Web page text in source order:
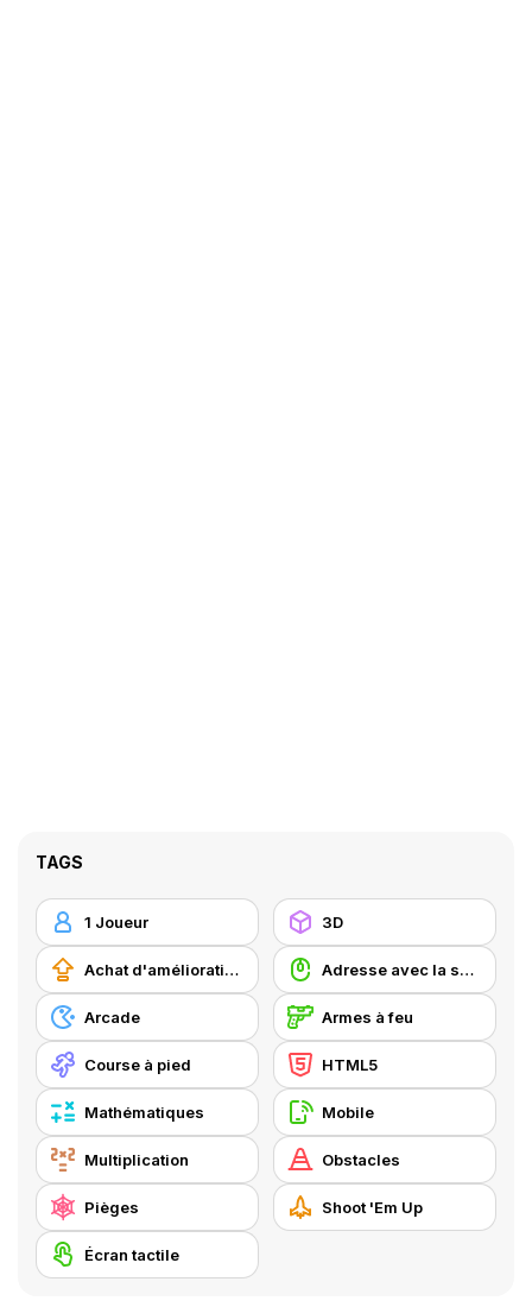
TAGS
1 Joueur 3D
Achat d'améliorations Adresse avec la souris
Arcade Armes à feu
Course à pied HTML5
Mathématiques Mobile
Multiplication Obstacles
Pièges Shoot 'Em Up
Écran tactile